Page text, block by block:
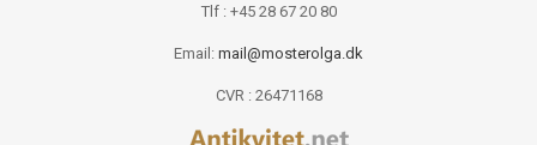
Tlf : +45 28 67 20 80
Email: mail@mosterolga.dk
CVR : 26471168